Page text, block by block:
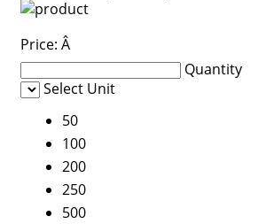
Price: Â
Quantity
Select Unit
50
100
200
250
500